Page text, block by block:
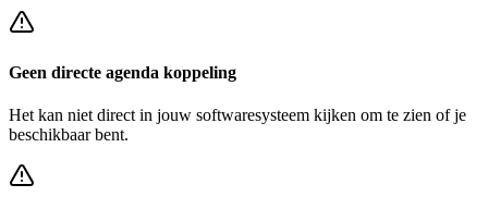
Geen directe agenda koppeling
Het kan niet direct in jouw softwaresysteem kijken om te zien of je
beschikbaar bent.